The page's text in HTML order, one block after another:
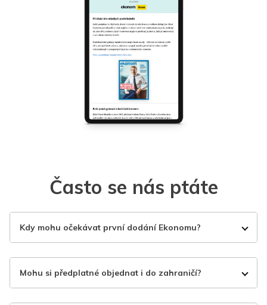
Často se nás ptáte
Kdy mohu očekávat první dodání Ekonomu?
Mohu si předplatné objednat i do zahraničí?